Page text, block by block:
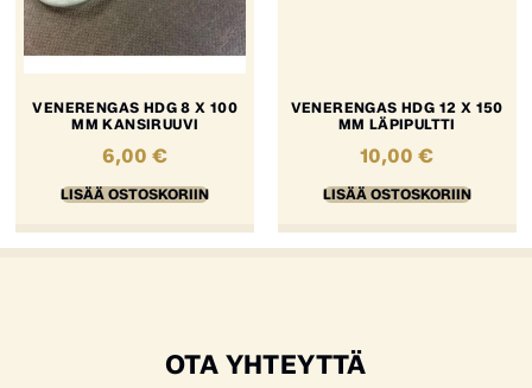
VENERENGAS HDG 8 X 100
MM KANSIRUUVI
6,00€
LISÄÄ OSTOSKORIIN
VENERENGAS HDG 12 X 150
MM LÄPIPULTTI
10,00€
LISÄÄ OSTOSKORIIN
OTA YHTEYTTÄ